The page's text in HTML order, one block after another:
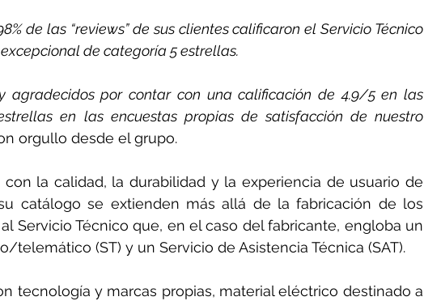
de las “reviews” de sus clientes calificaron el Servicio Técnico
de categoría 5 estrellas.
agradecidos por contar con una calificación de 4.9/5 en las
en las encuestas propias de satisfacción de nuestro
orgullo desde el grupo.
con la calidad, la durabilidad y la experiencia de usuario de
catálogo se extienden más allá de la fabricación de los
Servicio Técnico que, en el caso del fabricante, engloba un
telemático (ST) y un Servicio de Asistencia Técnica (SAT).
tecnología y marcas propias, material eléctrico destinado a